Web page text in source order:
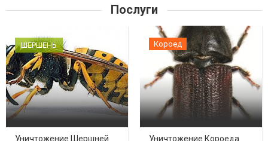
Послуги
ШЕРШЕНЬ
Уничтожение Шершней
Короед
Уничтожение Короеда